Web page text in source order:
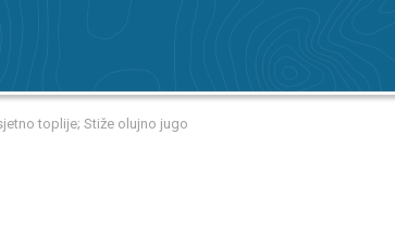
toplije; Stiže olujno jugo